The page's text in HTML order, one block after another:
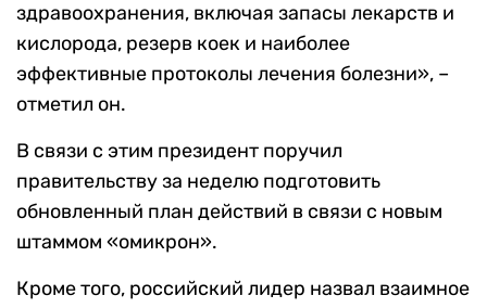
здравоохранения, включая запасы лекарств и
кислорода, резерв коек и наиболее
эффективные протоколы лечения болезни», –
отметил он.
В связи с этим президент поручил
правительству за неделю подготовить
обновленный план действий в связи с новым
штаммом «омикрон».
Кроме того, российский лидер назвал взаимное